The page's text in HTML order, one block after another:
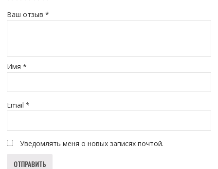
Ваш отзыв *
Имя *
Email *
Уведомлять меня о новых записях почтой.